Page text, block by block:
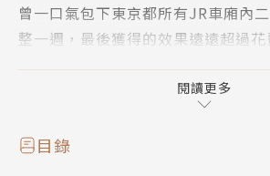
曾一口氣包下東京都所有JR車廂內
整一週，最後獲得的效果遠遠超過花
看似狂妄的豪語、不走常規路的驚人
他，是怎麼做到的？
閱讀更多
目錄